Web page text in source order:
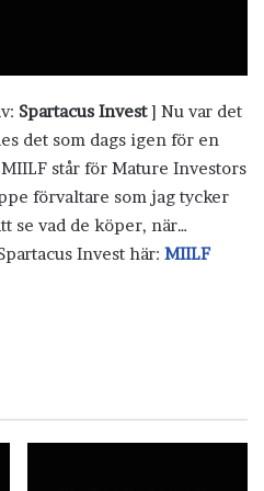
Spartacus Invest] Nu var det
det som dags igen för en
står för Mature Investors
förvaltare som jag tycker
se vad de köper, när…
Invest här: MIILF